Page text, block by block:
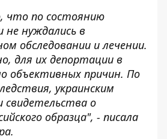
что по состоянию
не нуждались в
обследовании и лечении.
для их депортации в
объективных причин. По
украинским
о
образца", - писала